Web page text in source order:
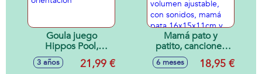
Goula juego
Hippos Pool,
desarolla la logica y
la orientación
3 años 21,99 €
Mamá pato y
patito, canciones
alegres y de cuna,
aprende el
6 meses 18,95 €